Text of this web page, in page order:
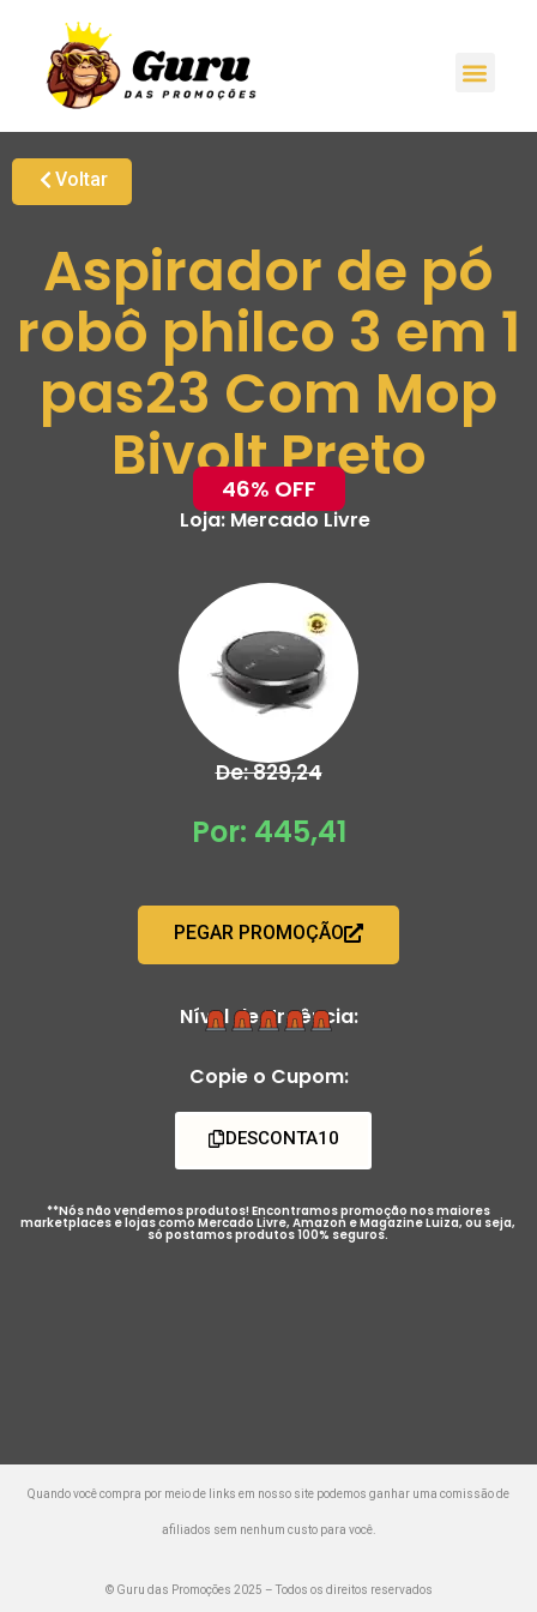
Voltar
Aspirador de pó
robô philco 3 em 1
pas23 Com Mop
Bivolt Preto
46% OFF
Loja:Mercado Livre
De: 829,24
Por: 445,41
PEGAR PROMOÇÃO
Nível de Urgência:
Copie o Cupom:
DESCONTA10
**Nós não vendemos produtos! Encontramos promoção nos maiores
marketplaces e lojas como Mercado Livre, Amazon e Magazine Luiza, ou seja,
só postamos produtos 100% seguros.
Quando você compra por meio de links em nosso site podemos ganhar uma comissão de
afiliados sem nenhum custo para você.
© Guru das Promoções 2025 – Todos os direitos reservados